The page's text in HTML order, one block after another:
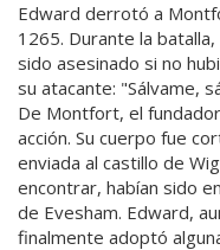
Edward derrotó a
1265. Durante la
sido asesinado si no
su atacante: "Sálvame,
De Montfort, el
acción. Su cuerpo fue
enviada al castillo de
encontrar, habían sido
de Evesham. Edward,
finalmente adoptó